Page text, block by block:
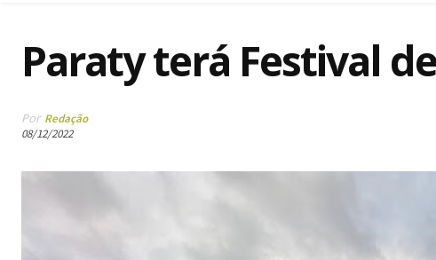
Paraty terá Festival
Por Redação
08/12/2022